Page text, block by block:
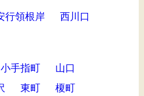
行領根岸 西川口
小手指町
山口
東町
榎町